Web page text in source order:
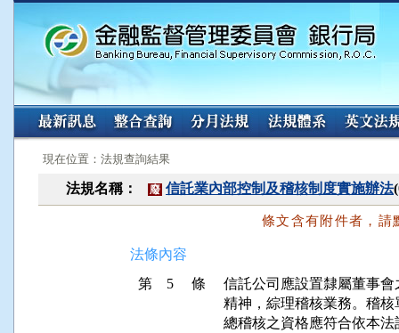
:::
現在位置：法規查詢結果
法規名稱： 廢 信託業內部控制及稽核制度實施辦法
條文含有附件者，請
法條內容
第 5 條
信託公司應設置隸屬董事
精神，綜理稽核業務。稽
總稽核之資格應符合依本